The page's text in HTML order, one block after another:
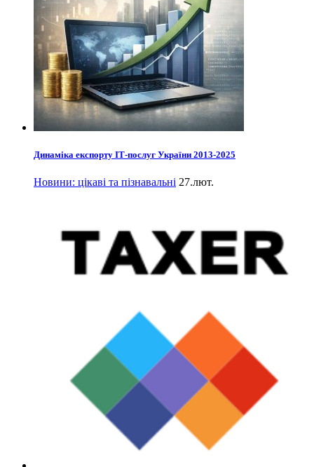
Динаміка експорту ІТ-послуг України 2013-2025
Новини: цікаві та пізнавальні 27.лют.